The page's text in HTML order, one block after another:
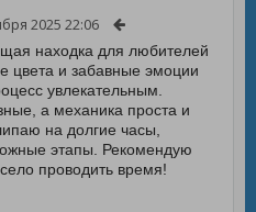
2025 22:06
находка для любителей
цвета и забавные эмоции
увлекательным.
а механика проста и
на долгие часы,
этапы. Рекомендую
проводить время!